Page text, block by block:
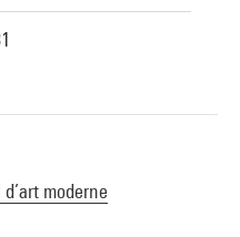
moderne